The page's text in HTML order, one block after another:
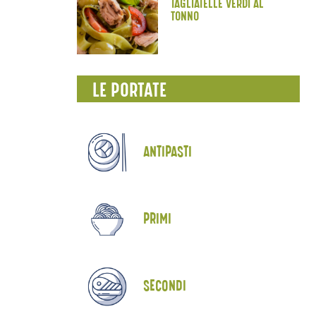
TAGLIATELLE VERDI AL
TONNO
LE PORTATE
ANTIPASTI
PRIMI
SECONDI